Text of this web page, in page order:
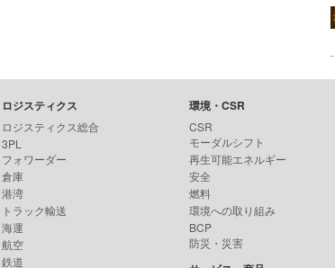
ロジスティクス
ロジスティクス総合
3PL
フォワーダー
倉庫
港湾
トラック輸送
海運
航空
鉄道
環境・CSR
CSR
モーダルシフト
再生可能エネルギー
安全
燃料
環境への取り組み
BCP
防災・災害